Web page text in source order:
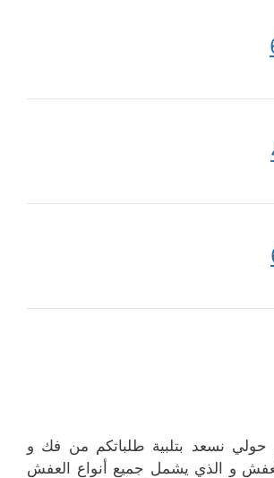
نسعد بتلبية طلباتكم من فك و
و الذي يشمل جميع أنواع العفش